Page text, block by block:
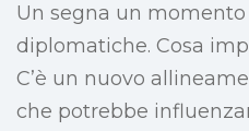
Un segna un
diplomatiche. Cosa
C’è un nuovo
che potrebbe